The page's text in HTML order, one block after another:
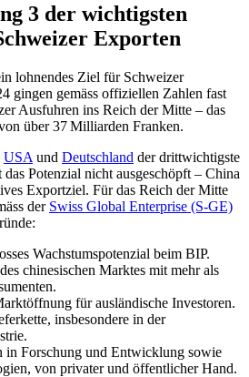
3 der wichtigsten
Exporten
lohnendes Ziel für Schweizer
gingen gemäss offiziellen Zahlen fast
Ausfuhren ins Reich der Mitte – das
über 37 Milliarden Franken.
USA und Deutschland der drittwichtigste
Potenzial nicht ausgeschöpft – China
Exportziel. Für das Reich der Mitte
der Swiss Global Enterprise (S-GE)
Wachstumspotenzial beim BIP.
chinesischen Marktes mit mehr als
für ausländische Investoren.
insbesondere in der
in Forschung und Entwicklung sowie
von privater und öffentlicher Hand.